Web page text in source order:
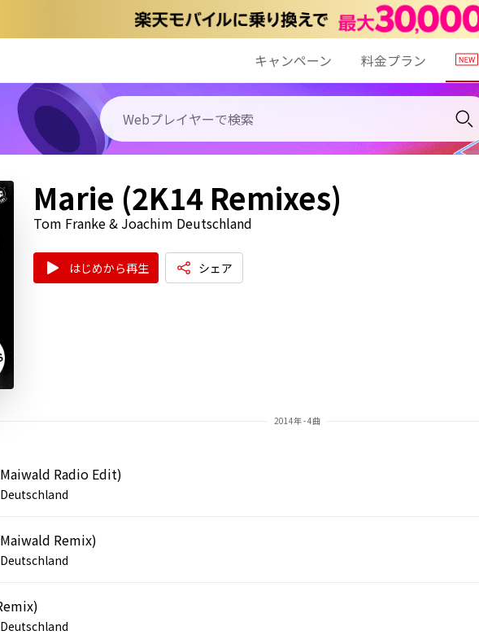
キャンペーン 料金プラン
Marie (2K14 Remixes)
Tom Franke & Joachim Deutschland
はじめから再生 シェア
2014年 - 4曲
Radio Edit)
Remix)